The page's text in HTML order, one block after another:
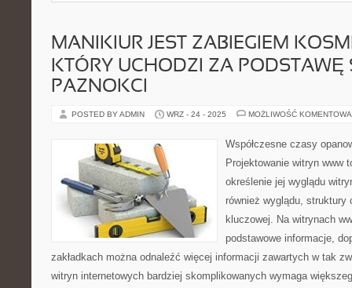
MANIKIUR JEST ZABIEGIEM
KTÓRY UCHODZI ZA PODSTAWĘ
PAZNOKCI
POSTED BY ADMIN WRZ - 24 - 2025 MOŻLIWOŚĆ
Współczesne czasy
Projektowanie witryn www
określenie jej wyglądu
również wyglądu,
kluczowej. Na witrynach
podstawowe informacje,
zakładkach można odnaleźć więcej informacji zawartych w tak
witryn internetowych bardziej skomplikowanych wymaga